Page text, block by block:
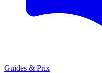
Guides & Prix